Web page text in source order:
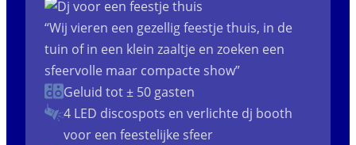
“Wij vieren een gezellig feestje thuis, in de
tuin of in een klein zaaltje en zoeken een
sfeervolle maar compacte show”
Geluid tot ± 50 gasten
4 LED discospots en verlichte dj booth
voor een feestelijke sfeer